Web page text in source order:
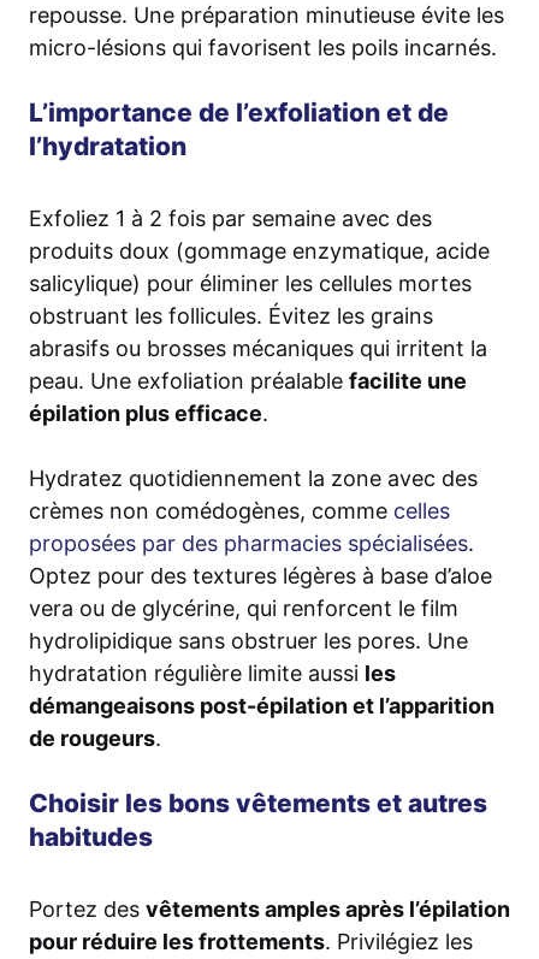
repousse. Une préparation minutieuse évite les
micro-lésions qui favorisent les poils incarnés.
L’importance de l’exfoliation et de
l’hydratation
Exfoliez 1 à 2 fois par semaine avec des
produits doux (gommage enzymatique, acide
salicylique) pour éliminer les cellules mortes
obstruant les follicules. Évitez les grains
abrasifs ou brosses mécaniques qui irritent la
peau. Une exfoliation préalable facilite une
épilation plus efficace.
Hydratez quotidiennement la zone avec des
crèmes non comédogènes, comme celles
proposées par des pharmacies spécialisées.
Optez pour des textures légères à base d’aloe
vera ou de glycérine, qui renforcent le film
hydrolipidique sans obstruer les pores. Une
hydratation régulière limite aussi les
démangeaisons post-épilation et l’apparition
de rougeurs.
Choisir les bons vêtements et autres
habitudes
Portez des vêtements amples après l’épilation
pour réduire les frottements. Privilégiez les